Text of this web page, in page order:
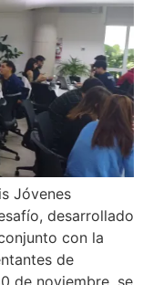
Jóvenes
desarrollado
con la
de
de noviembre, se